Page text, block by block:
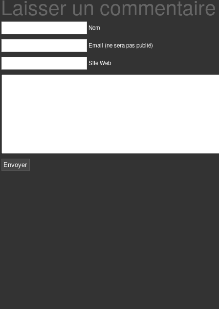
Laisser un commentaire
Nom
Email (ne sera pas publié)
Site Web